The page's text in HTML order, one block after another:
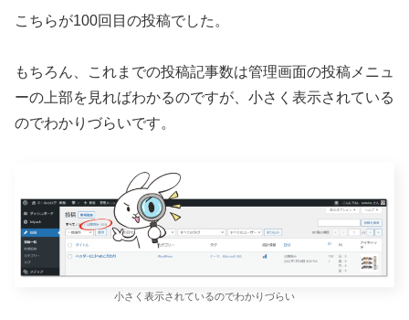
こちらが100回目の投稿でした。
もちろん、これまでの投稿記事数は管理画面の投稿メニュ
ーの上部を見ればわかるのですが、小さく表示されている
のでわかりづらいです。
小さく表示されているのでわかりづらい